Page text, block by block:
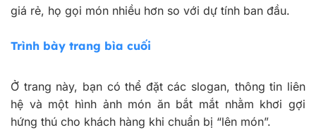
giá rẻ, họ gọi món nhiều hơn so với dự tính ban đầu.
Trình bày trang bìa cuối
Ở trang này, bạn có thể đặt các slogan, thông tin liên
hệ và một hình ảnh món ăn bắt mắt nhằm khơi gợi
hứng thú cho khách hàng khi chuẩn bị “lên món”.